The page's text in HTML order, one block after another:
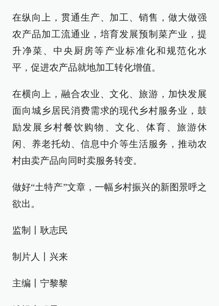
在纵向上，贯通生产、加工、销售，做大做强
农产品加工流通业，培育发展预制菜产业，提
升净菜、中央厨房等产业标准化和规范化水
平，促进农产品就地加工转化增值。
在横向上，融合农业、文化、旅游，加快发展
面向城乡居民消费需求的现代乡村服务业，鼓
励发展乡村餐饮购物、文化、体育、旅游休
闲、养老托幼、信息中介等生活服务，推动农
村由卖产品向同时卖服务转变。
做好“土特产”文章，一幅乡村振兴的新图景呼之
欲出。
监制丨耿志民
制片人丨兴来
主编丨宁黎黎